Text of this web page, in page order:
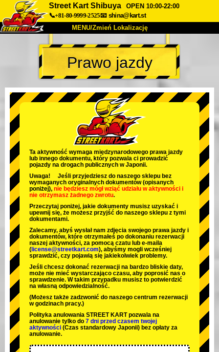
Street Kart Shibuya
OPEN 10:00-22:00
📞+81-80-9999-2525📧 shina@kart.st
MENU/Zmień Lokalizację
TOP
O nas Specyfikacja Cena
Firma Rezerwacja
Zmień Lokalizację
Tokyo Shinagawa
Tokyo Akihabara#2
Tokyo Shibuya Annex
Tokyo Asakusa Osaka
Okinawa
Prawo jazdy
Ta aktywność wymaga międzynarodowego prawa jazdy
lub innego dokumentu, który pozwala ci prowadzić
pojazdy na drogach publicznych w Japonii.
Uwaga! Jeśli przyjedziesz do naszego sklepu bez
wymaganych oryginalnych dokumentów (opisanych
poniżej), nie będziesz mógł wziąć udziału w aktywności i
nie otrzymasz żadnego zwrotu.
Przeczytaj poniżej, jakie dokumenty musisz uzyskać i
upewnij się, że możesz przyjść do naszego sklepu z tymi
dokumentami.
Zalecamy, abyś wysłał nam zdjęcia swojego prawa jazdy i
dokumentów, które otrzymałeś po dokonaniu rezerwacji
naszej aktywności, za pomocą czatu lub e-maila
( license@streetkart.com), abyśmy mogli wcześniej
sprawdzić, czy pojawią się jakiekolwiek problemy.
Jeśli chcesz dokonać rezerwacji na bardzo bliskie daty,
może nie mieć wystarczająco czasu, aby poprosić nas o
sprawdzenie. W takim przypadku musisz to potwierdzić
na własną odpowiedzialność.
(Możesz także zadzwonić do naszego centrum rezerwacji
w godzinach pracy.)
Polityka anulowania STREET KART pozwala na
anulowanie tylko do 7 dni przed czasem twojej
aktywności (Czas standardowy Japonii) bez opłaty za
anulowanie.